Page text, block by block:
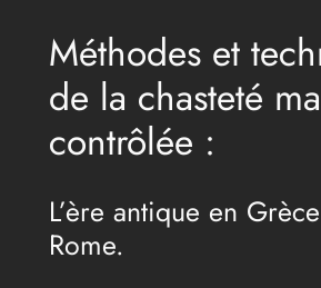
Méthodes et
de la chasteté
contrôlée :
L’ère antique en
Rome.